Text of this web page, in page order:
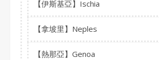
【伊斯基亞】Ischia
【拿坡里】Neples
【熱那亞】Genoa